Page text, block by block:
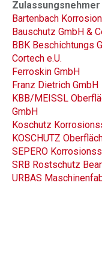
Zulassungsnehmer
Bartenbach
Bauschutz GmbH &
BBK Beschichtungs
Cortech e.U.
Ferroskin GmbH
Franz Dietrich GmbH
KBB/MEISSL
GmbH
Koschutz
KOSCHUTZ
SEPERO
SRB Rostschutz
URBAS